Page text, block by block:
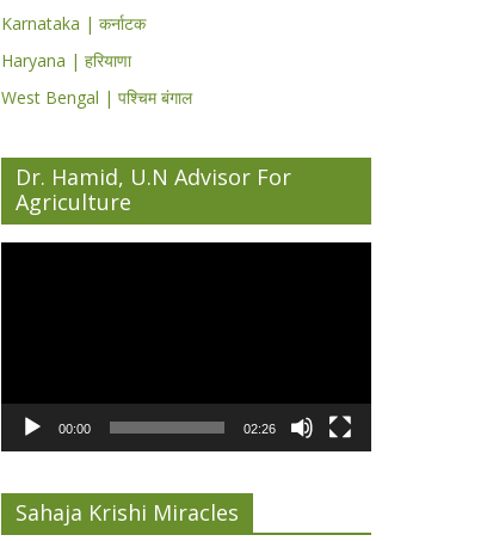
Karnataka | कर्नाटक
Haryana | हरियाणा
West Bengal | पश्चिम बंगाल
Dr. Hamid, U.N Advisor For
Agriculture
00:00 02:26
Sahaja Krishi Miracles